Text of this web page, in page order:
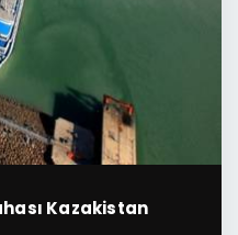
Kazakistan